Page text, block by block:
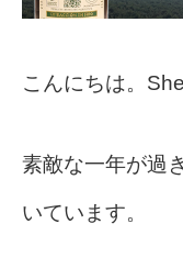
こんにちは。
素敵な一年が過
いています。